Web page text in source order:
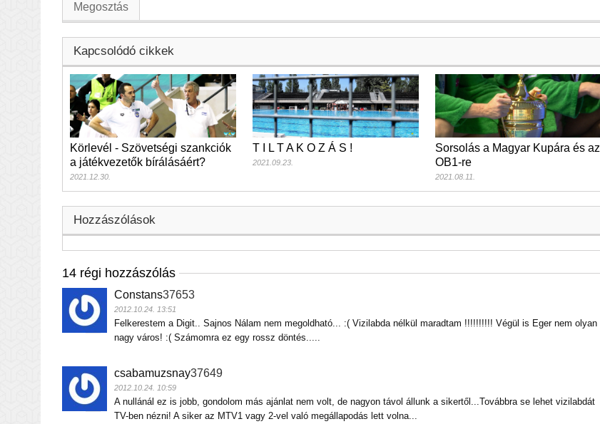
Megosztás
Kapcsolódó cikkek
Körlevél - Szövetségi szankciók
a játékvezetők bírálásáért?
2021.12.30.
T I L T A K O Z Á S !
2021.09.23.
Sorsolás a Magyar Kupára és az
OB1-re
2021.08.11.
Hozzászólások
14 régi hozzászólás
Constans37653
2012.10.24. 13:51
Felkerestem a Digit.. Sajnos Nálam nem megoldható... :( Vizilabda nélkül maradtam !!!!!!!!!! Végül is Eger nem olyan
nagy város! :( Számomra ez egy rossz döntés.....
csabamuzsnay37649
2012.10.24. 10:59
A nullánál ez is jobb, gondolom más ajánlat nem volt, de nagyon távol állunk a sikertől...Továbbra se lehet vizilabdát
TV-ben nézni! A siker az MTV1 vagy 2-vel való megállapodás lett volna...